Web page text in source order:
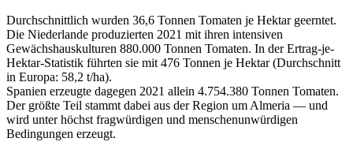
Durchschnittlich wurden 36,6 Tonnen Tomaten je Hektar geerntet.
Die Niederlande produzierten 2021 mit ihren intensiven
Gewächshauskulturen 880.000 Tonnen Tomaten. In der Ertrag-je-
Hektar-Statistik führten sie mit 476 Tonnen je Hektar (Durchschnitt
in Europa: 58,2 t/ha).
Spanien erzeugte dagegen 2021 allein 4.754.380 Tonnen Tomaten.
Der größte Teil stammt dabei aus der Region um Almeria — und
wird unter höchst fragwürdigen und menschenunwürdigen
Bedingungen erzeugt.